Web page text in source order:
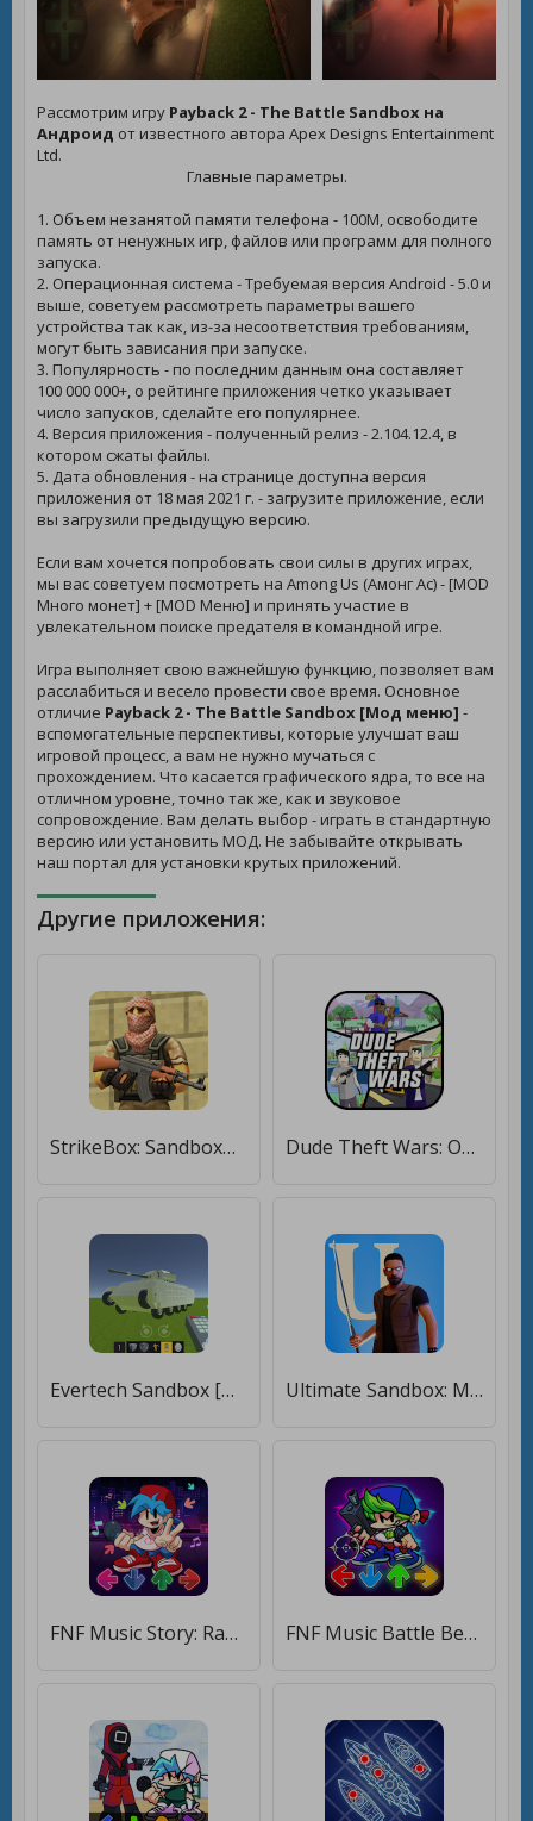
Рассмотрим игру Payback 2 - The Battle Sandbox на
Андроид от известного автора Apex Designs Entertainment
Ltd.
Главные параметры.
1. Объем незанятой памяти телефона - 100M, освободите
память от ненужных игр, файлов или программ для полного
запуска.
2. Операционная система - Требуемая версия Android - 5.0 и
выше, советуем рассмотреть параметры вашего
устройства так как, из-за несоответствия требованиям,
могут быть зависания при запуске.
3. Популярность - по последним данным она составляет
100 000 000+, о рейтинге приложения четко указывает
число запусков, сделайте его популярнее.
4. Версия приложения - полученный релиз - 2.104.12.4, в
котором сжаты файлы.
5. Дата обновления - на странице доступна версия
приложения от 18 мая 2021 г. - загрузите приложение, если
вы загрузили предыдущую версию.
Если вам хочется попробовать свои силы в других играх,
мы вас советуем посмотреть на Among Us (Амонг Ас) - [MOD
Много монет] + [MOD Меню] и принять участие в
увлекательном поиске предателя в командной игре.
Игра выполняет свою важнейшую функцию, позволяет вам
расслабиться и весело провести свое время. Основное
отличие Payback 2 - The Battle Sandbox [Мод меню] -
вспомогательные перспективы, которые улучшат ваш
игровой процесс, а вам не нужно мучаться с
прохождением. Что касается графического ядра, то все на
отличном уровне, точно так же, как и звуковое
сопровождение. Вам делать выбор - играть в стандартную
версию или установить МОД. Не забывайте открывать
наш портал для установки крутых приложений.
Другие приложения:
StrikeBox: Sandbox&Shooter [Мод меню] Dude Theft Wars: Online FPS Sandbox Simulator BETA [Мод меню]
Evertech Sandbox [Много денег] Ultimate Sandbox: Мод онлайн [Мод меню]
FNF Music Story: Rap Battle [Мод меню] FNF Music Battle Beat Fire [Мод меню]